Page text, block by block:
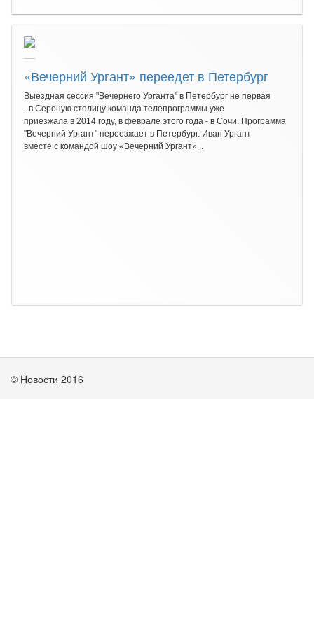
«Вечерний Ургант» переедет в Петербург
Выездная сессия "Вечернего Урганта" в Петербург не первая
- в Сереную столицу команда телепрограммы уже
приезжала в 2014 году, в феврале этого года - в Сочи. Программа
"Вечерний Ургант" переезжает в Петербург. Иван Ургант
вместе с командой шоу «Вечерний Ургант»...
© Новости 2016